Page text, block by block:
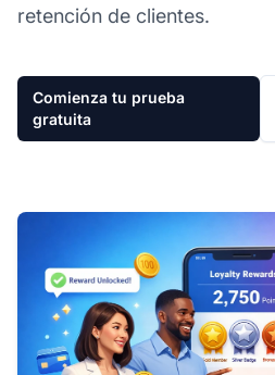
retención de clientes.
Comienza tu prueba
gratuita